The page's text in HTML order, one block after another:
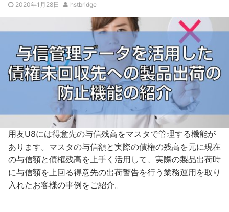
2020年1月28日 hstbridge
用友U8には得意先の与信残高をマスタで管理する機能が
あります。マスタの与信額と実際の債権の残高を元に現在
の与信額と債権残高を上手く活用して、実際の製品出荷時
に与信額を上回る得意先の出荷警告を行う業務運用を取り
入れたお客様の事例をご紹介。